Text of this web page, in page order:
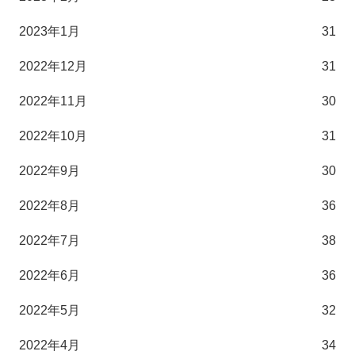
2023年1月 31
2022年12月 31
2022年11月 30
2022年10月 31
2022年9月 30
2022年8月 36
2022年7月 38
2022年6月 36
2022年5月 32
2022年4月 34